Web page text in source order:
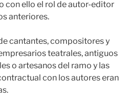
con ello el rol de autor-editor
anteriores.
cantantes, compositores y
teatrales, antiguos
o artesanos del ramo y las
con los autores eran